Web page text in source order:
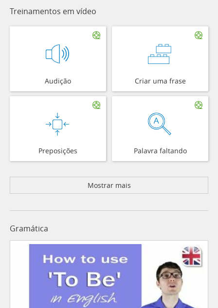
Treinamentos em vídeo
Audição Criar uma frase
Preposições Palavra faltando
Mostrar mais
Gramática